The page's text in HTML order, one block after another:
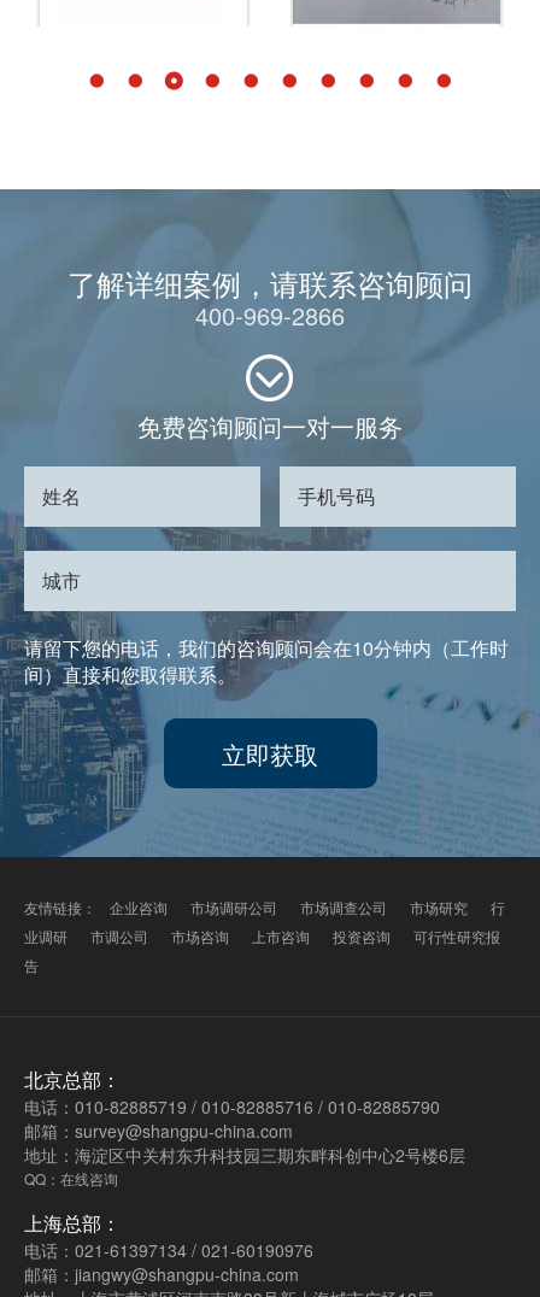
了解详细案例，请联系咨询顾问
400-969-2866
免费咨询顾问一对一服务
请留下您的电话，我们的咨询顾问会在10分钟内（工作时
间）直接和您取得联系。
立即获取
友情链接： 企业咨询 市场调研公司 市场调查公司 市场研究
行
业调研
市调公司 市场咨询 上市咨询 投资咨询
可行性研究报
告
北京总部：
电话：010-82885719 / 010-82885716 / 010-82885790
邮箱：survey@shangpu-china.com
地址：海淀区中关村东升科技园三期东畔科创中心2号楼6层
QQ：在线咨询
上海总部：
电话：021-61397134 / 021-60190976
邮箱：jiangwy@shangpu-china.com